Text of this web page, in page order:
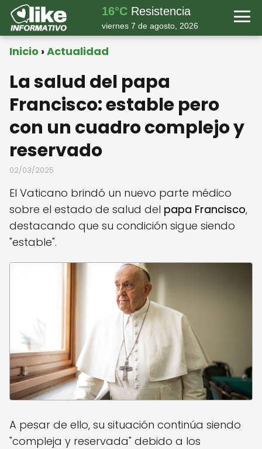
16°CResistencia
viernes 7 de agosto, 2026
Inicio Actualidad
La salud del papa
Francisco: estable pero
con un cuadro complejo y
reservado
02/03/2025
El Vaticano brindó un nuevo parte médico
sobre el estado de salud del papa Francisco,
destacando que su condición sigue siendo
"estable".
A pesar de ello, su situación continúa siendo
"compleja y reservada" debido a los